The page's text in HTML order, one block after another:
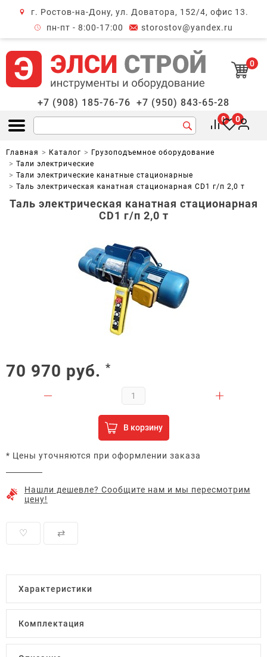
г. Ростов-на-Дону, ул. Доватора, 152/4, офис 13.
пн-пт - 8:00-17:00
storostov@yandex.ru
0
+7 (908) 185-76-76 +7 (950) 843-65-28
Открыть меню
0 0
Главная Каталог
Грузоподъемное оборудование
Тали электрические
Тали электрические канатные стационарные
Таль электрическая канатная стационарная CD1 г/п 2,0 т
Таль электрическая канатная стационарная
CD1 г/п 2,0 т
70 970 руб. *
В корзину
* Цены уточняются при оформлении заказа
Нашли дешевле? Сообщите нам и мы пересмотрим
цену!
♡ ⇄
Характеристики
Комплектация